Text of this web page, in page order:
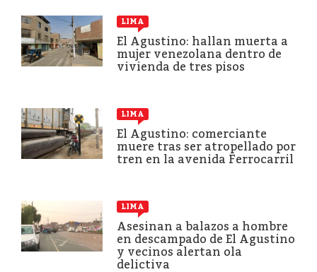
LIMA
El Agustino: hallan muerta a
mujer venezolana dentro de
vivienda de tres pisos
LIMA
El Agustino: comerciante
muere tras ser atropellado por
tren en la avenida Ferrocarril
LIMA
Asesinan a balazos a hombre
en descampado de El Agustino
y vecinos alertan ola
delictiva